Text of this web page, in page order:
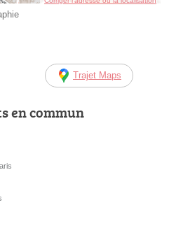
Trajet Maps
en commun